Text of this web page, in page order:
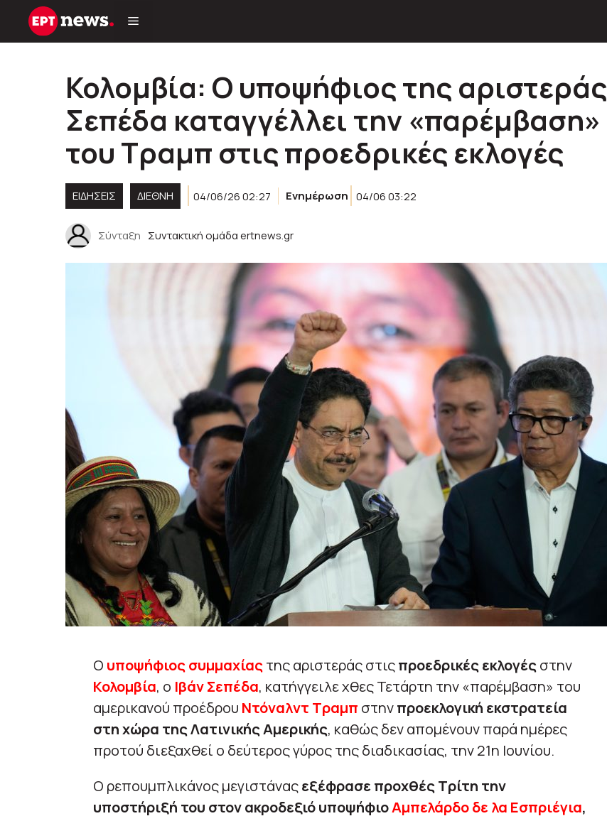
Μετάβαση
Κολομβία: Ο υποψήφιος της αριστεράς
Σεπέδα καταγγέλλει την «παρέμβαση»
του Τραμπ στις προεδρικές εκλογές
ΕΙΔΗΣΕΙΣ ΔΙΕΘΝΗ 04/06/26 02:27 Ενημέρωση 04/06 03:22
Σύνταξη Συντακτική ομάδα ertnews.gr
Ο υποψήφιος συμμαχίαςτης αριστεράς στιςπροεδρικές εκλογέςστην
Κολομβία, ο Ιβάν Σεπέδα, κατήγγειλε χθες Τετάρτη την «παρέμβαση» του
αμερικανού προέδρου Ντόναλντ Τραμπ στηνπροεκλογική εκστρατεία
στη χώρα της Λατινικής Αμερικής, καθώς δεν απομένουν παρά ημέρες
προτού διεξαχθεί ο δεύτερος γύρος της διαδικασίας, την 21η Ιουνίου.
Ο ρεπουμπλικάνος μεγιστάναςεξέφρασε προχθές Τρίτη την
υποστήριξή του στον ακροδεξιό υποψήφιοΑμπελάρδο δε λα Εσπριέγια,